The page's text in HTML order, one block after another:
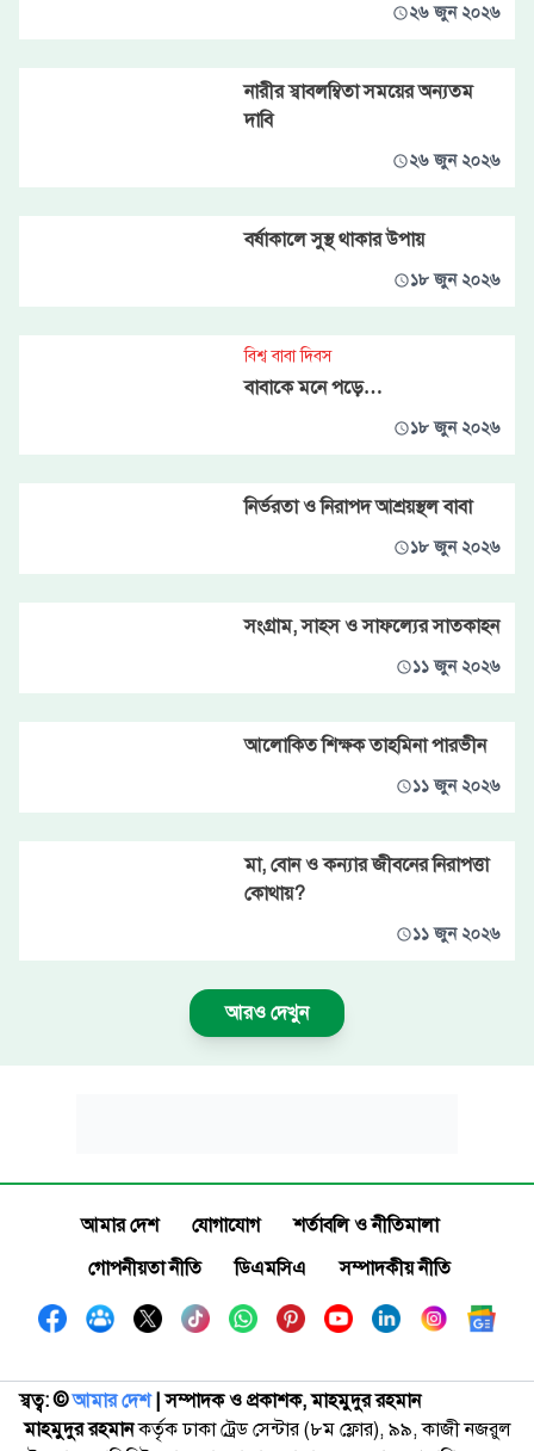
২৬ জুন ২০২৬
নারীর স্বাবলম্বিতা সময়ের অন্যতম
দাবি
২৬ জুন ২০২৬
বর্ষাকালে সুস্থ থাকার উপায়
১৮ জুন ২০২৬
বিশ্ব বাবা দিবস
বাবাকে মনে পড়ে…
১৮ জুন ২০২৬
নির্ভরতা ও নিরাপদ আশ্রয়স্থল বাবা
১৮ জুন ২০২৬
সংগ্রাম, সাহস ও সাফল্যের সাতকাহন
১১ জুন ২০২৬
আলোকিত শিক্ষক তাহমিনা পারভীন
১১ জুন ২০২৬
মা, বোন ও কন্যার জীবনের নিরাপত্তা
কোথায়?
১১ জুন ২০২৬
আরও দেখুন
আমার দেশ যোগাযোগ
শর্তাবলি ও নীতিমালা
গোপনীয়তা নীতি
ডিএমসিএ সম্পাদকীয় নীতি
স্বত্ব: ©️আমার দেশ| সম্পাদক ও প্রকাশক, মাহমুদুর রহমান
মাহমুদুর রহমানকর্তৃক ঢাকা ট্রেড সেন্টার (৮ম ফ্লোর), ৯৯, কাজী নজরুল